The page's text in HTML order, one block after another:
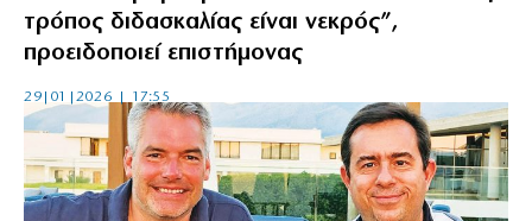
τρόπος διδασκαλίας είναι νεκρός”,
προειδοποιεί επιστήμονας
29|01|2026 | 17:55